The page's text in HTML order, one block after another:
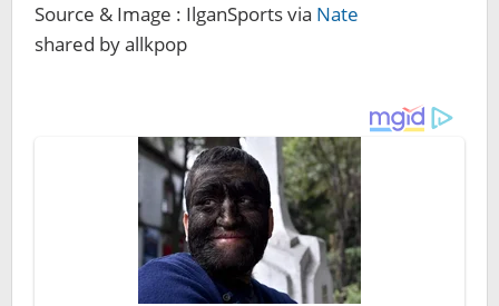
Source & Image : IlganSports via Nate
shared by allkpop